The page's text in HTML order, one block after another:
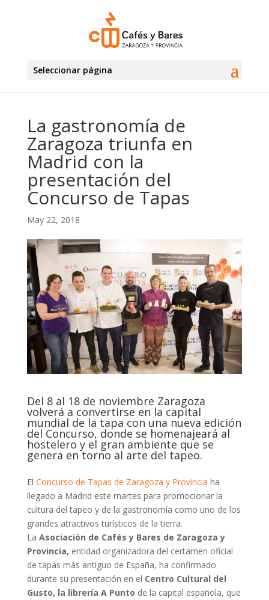
Seleccionar página
La gastronomía de
Zaragoza triunfa en
Madrid con la
presentación del
Concurso de Tapas
May 22, 2018
Del 8 al 18 de noviembre Zaragoza
volverá a convertirse en la capital
mundial de la tapa con una nueva edición
del Concurso, donde se homenajeará al
hostelero y el gran ambiente que se
genera en torno al arte del tapeo.
El Concurso de Tapas de Zaragoza y Provincia ha
llegado a Madrid este martes para promocionar la
cultura del tapeo y de la gastronomía como uno de los
grandes atractivos turísticos de la tierra.
La Asociación de Cafés y Bares de Zaragoza y
Provincia, entidad organizadora del certamen oficial
de tapas más antiguo de España, ha confirmado
durante su presentación en el Centro Cultural del
Gusto, la librería A Punto de la capital española, que